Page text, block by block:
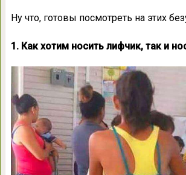
Ну что, готовы посмотреть на этих
1. Как хотим носить лифчик, так и